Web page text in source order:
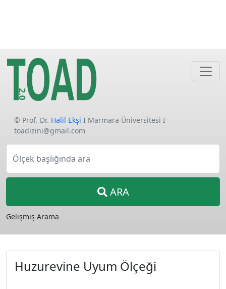
© Prof. Dr. Halil Ekşi I Marmara Üniversitesi I
toadizini@gmail.com
Ölçek başlığında ara
ARA
Gelişmiş Arama
Huzurevine Uyum Ölçeği